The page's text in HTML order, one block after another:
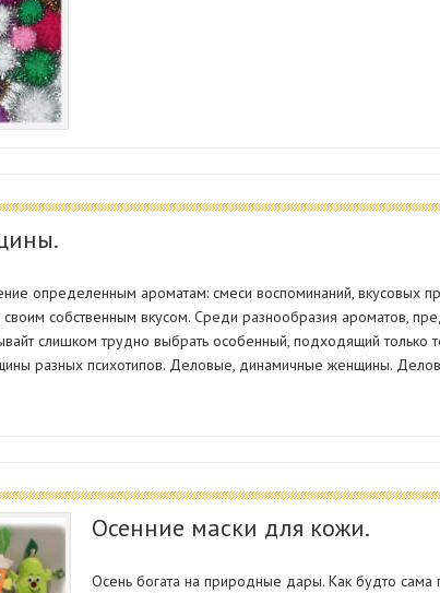
определенным ароматам: смеси воспоминаний, вкусовых
собственным вкусом. Среди разнообразия ароматов,
слишком трудно выбрать особенный, подходящий только
разных психотипов. Деловые, динамичные женщины.
Осенние маски для кожи.
Осень богата на природные дары. Как будто сама